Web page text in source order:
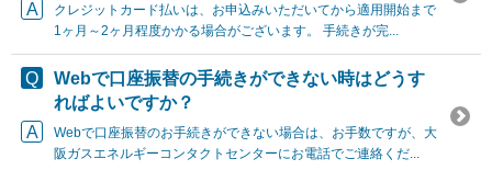
クレジットカード払いは、お申込みいただいてから適用開始まで
1ヶ月～2ヶ月程度かかる場合がございます。 手続きが完...
Webで口座振替の手続きができない時はどうす
ればよいですか？
Webで口座振替のお手続きができない場合は、お手数ですが、大
阪ガスエネルギーコンタクトセンターにお電話でご連絡くだ...